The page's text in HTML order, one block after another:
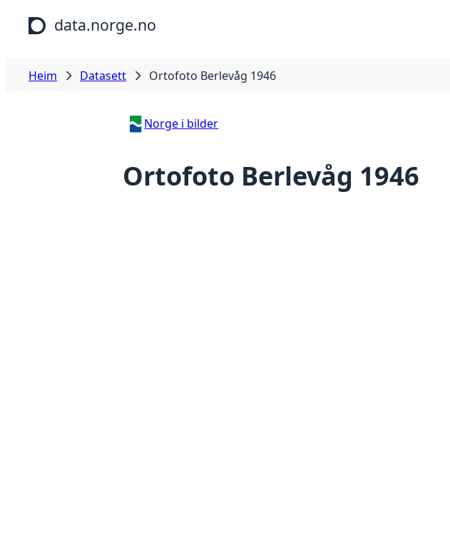
Hopp til hovudinnhald
data.norge.no
Heim Datasett Ortofoto Berlevåg 1946
Norge i bilder
Ortofoto Berlevåg 1946